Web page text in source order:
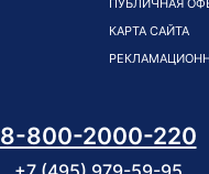
ПУБЛИЧНАЯ
КАРТА САЙТА
8-800-2000-220